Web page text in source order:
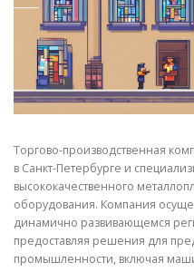
СТАТЬИ
Торгово-производственная
в Санкт-Петербурге и
высококачественного
оборудования. Компания
динамично развивающемся
предоставляя решения для
промышленности, включая